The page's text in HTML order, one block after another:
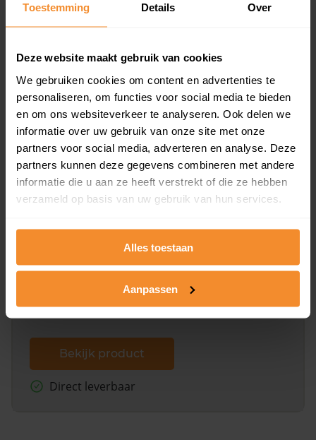
Toestemming Details Over
Deze website maakt gebruik van cookies
We gebruiken cookies om content en advertenties te
personaliseren, om functies voor social media te bieden
en om ons websiteverkeer te analyseren. Ook delen we
informatie over uw gebruik van onze site met onze
partners voor social media, adverteren en analyse. Deze
partners kunnen deze gegevens combineren met andere
informatie die u aan ze heeft verstrekt of die ze hebben
verzameld op basis van uw gebruik van hun services.
Alles toestaan
Aanpassen
en koopdatum) binnen een postcodegebied. Dit
inclusief een jaar lang gratis updates van nieuwe
Bekijk product
Direct leverbaar
Kadastrale kaart pakket
Alleen globale ligging perceel
omliggende percelen met de kadastrale erfgrenzen,
dit inclusief de luchtfoto!
Bekijk product
Direct leverbaar